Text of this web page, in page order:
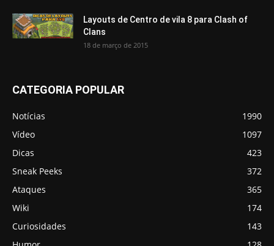
Layouts de Centro de vila 8 para Clash of
Clans
18 de março de 2015
CATEGORIA POPULAR
Notícias
1990
Vídeo
1097
Dicas
423
Sneak Peeks
372
Ataques
365
Wiki
174
Curiosidades
143